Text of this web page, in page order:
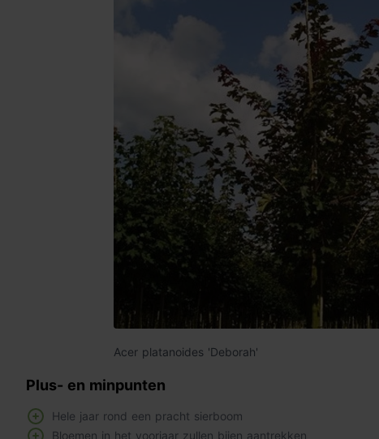
Acer platanoides 'Deborah'
Plus- en minpunten
Hele jaar rond een pracht sierboom
Bloemen in het voorjaar zullen bijen aantrekken